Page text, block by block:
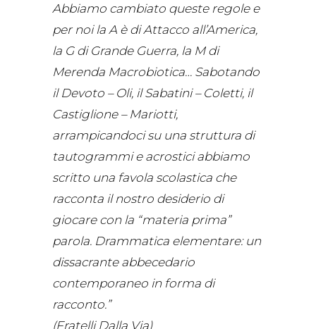
Abbiamo cambiato queste regole e
per noi la A è di Attacco all’America,
la G di Grande Guerra, la M di
Merenda Macrobiotica… Sabotando
il Devoto – Oli, il Sabatini – Coletti, il
Castiglione – Mariotti,
arrampicandoci su una struttura di
tautogrammi e acrostici abbiamo
scritto una favola scolastica che
racconta il nostro desiderio di
giocare con la “materia prima”
parola. Drammatica elementare: un
dissacrante abbecedario
contemporaneo in forma di
racconto.”
(Fratelli Dalla Via)